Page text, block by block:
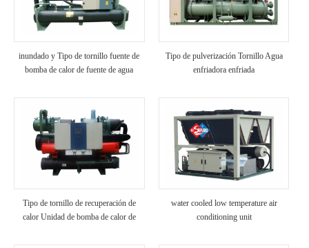
inundado y Tipo de tornillo fuente de
bomba de calor de fuente de agua
Tipo de pulverización Tornillo Agua
enfriadora enfriada
Tipo de tornillo de recuperación de
calor Unidad de bomba de calor de
water cooled low temperature air
conditioning unit